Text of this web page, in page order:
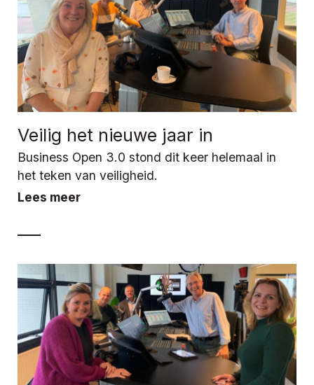
Veilig het nieuwe jaar in
Business Open 3.0 stond dit keer helemaal in
het teken van veiligheid.
Lees meer